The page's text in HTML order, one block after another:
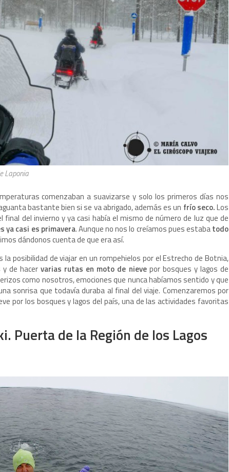
Laponia
comenzaban a suavizarse y solo los primeros días nos
bastante bien si se va abrigado, además es un frío seco.Los
del invierno y ya casi había el mismo de número de luz que de
ya casi es primavera. Aunque no nos lo creíamos pues estabatodo
dándonos cuenta de que era así.
posibilidad de viajar en un rompehielos por el Estrecho de Botnia,
de hacer varias rutas en moto de nievepor bosques y lagos de
como nosotros, emociones que nunca habíamos sentido y que
sonrisa que todavía duraba al final del viaje. Comenzaremos por
por los bosques y lagos del país, una de las actividades favoritas
Puerta de la Región de los Lagos